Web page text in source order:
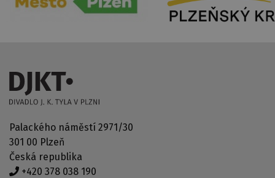
Palackého náměstí 2971/30
301 00 Plzeň
Česká republika
+420 378 038 190